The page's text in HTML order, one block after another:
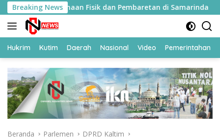
Langsung
ke
konten
Breaking News
Ikuti Pembinaan Fisik dan Pembaretan di Samarinda
Hukrim Kutim Daerah Nasional Video Pemerintahan
Beranda Parlemen DPRD Kaltim